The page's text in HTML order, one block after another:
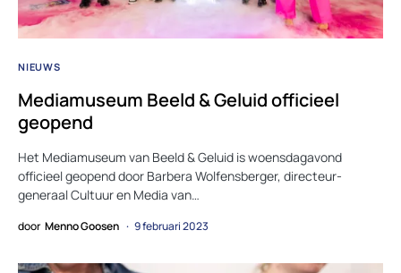
NIEUWS
Mediamuseum Beeld & Geluid officieel
geopend
Het Mediamuseum van Beeld & Geluid is woensdagavond
officieel geopend door Barbera Wolfensberger, directeur-
generaal Cultuur en Media van…
door Menno Goosen 9 februari 2023